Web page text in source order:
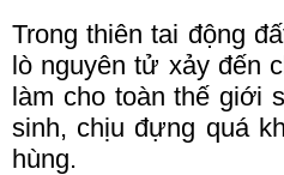
Trong thiên tai động
lò nguyên tử xảy đến
làm cho toàn thế giới
sinh, chịu đựng quá
hùng.